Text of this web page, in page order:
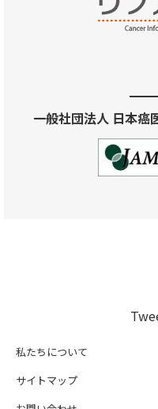
一般社団法人 日本癌
私たちについて
サイトマップ